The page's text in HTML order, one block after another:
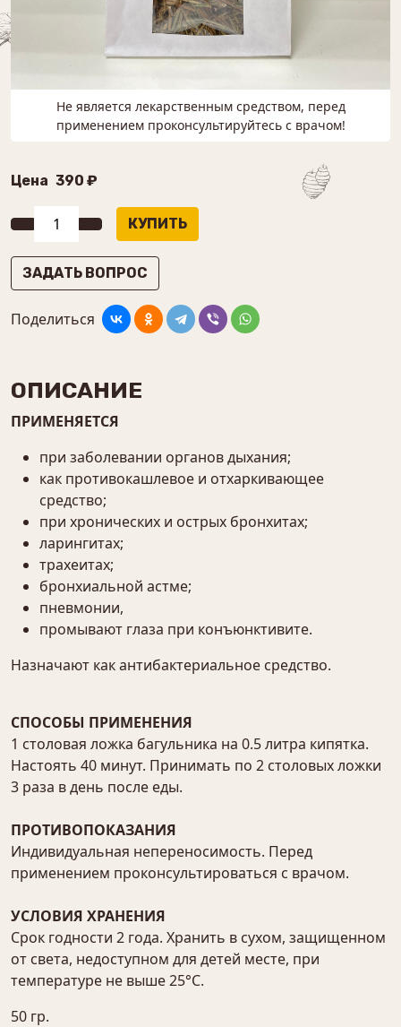
Не является лекарственным средством, перед
применением проконсультируйтесь с врачом!
Цена 390 ₽
ЗАДАТЬ ВОПРОС
Поделиться
ОПИСАНИЕ
ПРИМЕНЯЕТСЯ
при заболевании органов дыхания;
как противокашлевое и отхаркивающее
средство;
при хронических и острых бронхитах;
ларингитах;
трахеитах;
бронхиальной астме;
пневмонии,
промывают глаза при конъюнктивите.
Назначают как антибактериальное средство.
СПОСОБЫ ПРИМЕНЕНИЯ
1 столовая ложка багульника на 0.5 литра кипятка.
Настоять 40 минут. Принимать по 2 столовых ложки
3 раза в день после еды.
ПРОТИВОПОКАЗАНИЯ
Индивидуальная непереносимость. Перед
применением проконсультироваться с врачом.
УСЛОВИЯ ХРАНЕНИЯ
Срок годности 2 года. Хранить в сухом, защищенном
от света, недоступном для детей месте, при
температуре не выше 25°С.
50 гр.